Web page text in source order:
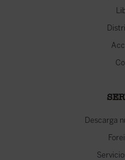
Descarga